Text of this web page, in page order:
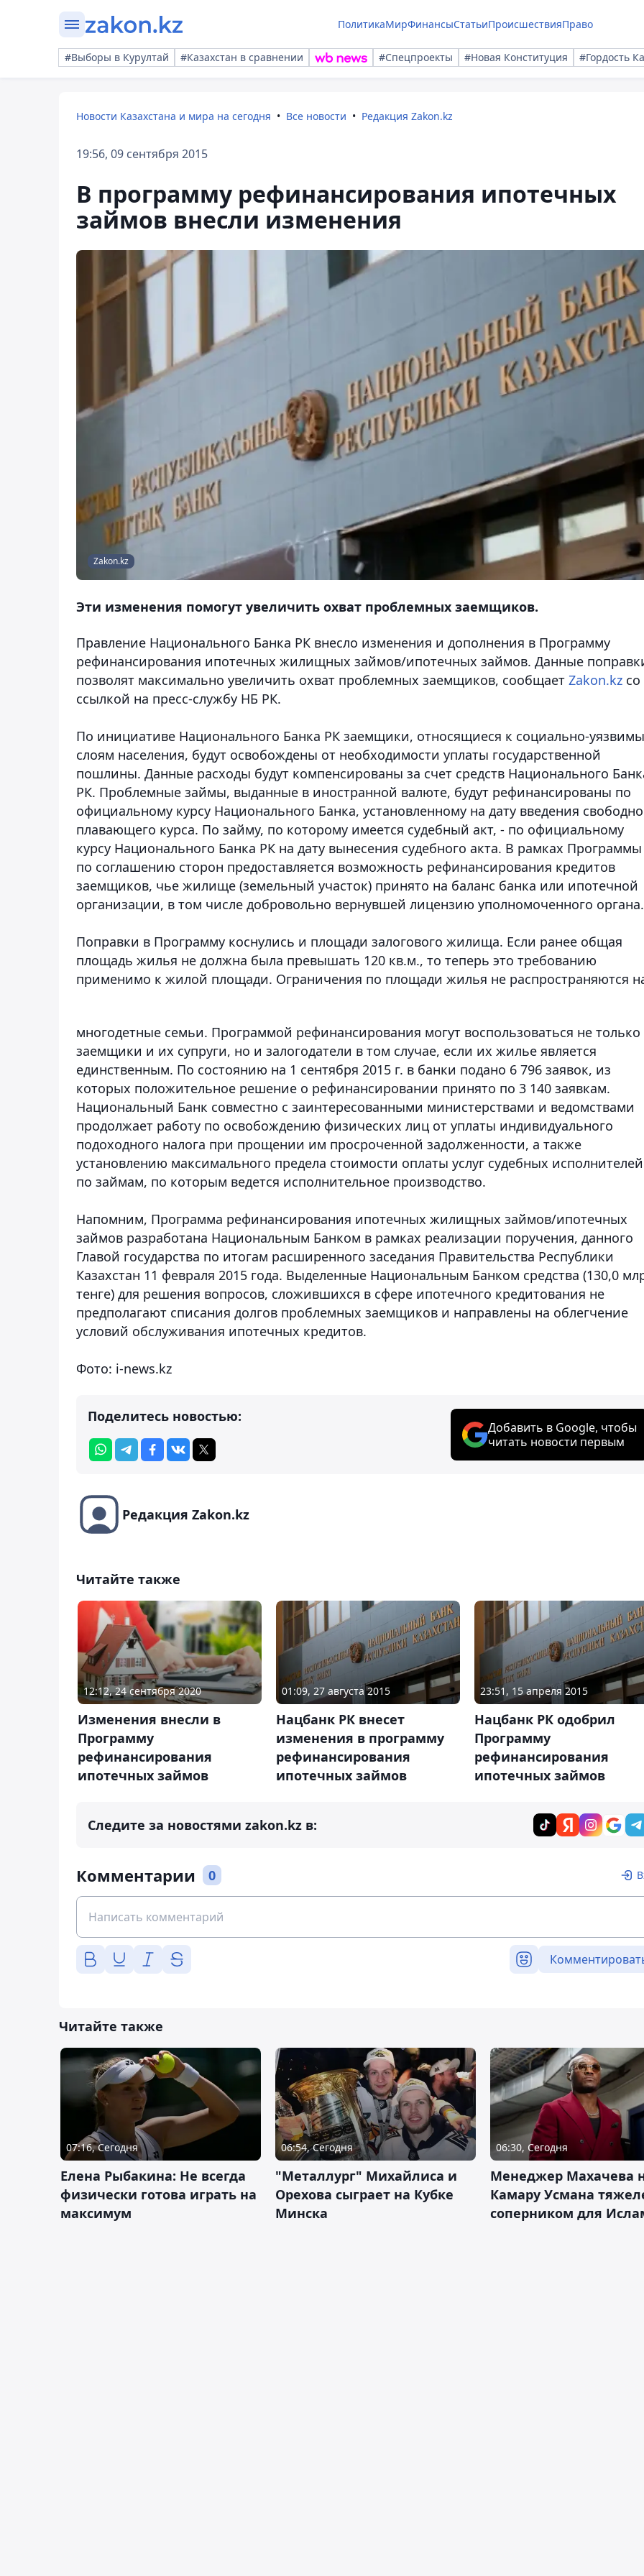
ПолитикаМирФинансыСтатьиПроисшествияПраво
#Выборы в Курултай #Казахстан в сравнении #Спецпроекты #Новая Конституция #Гордость
Новости Казахстана и мира на сегодня Все новости Редакция Zakon.kz
19:56, 09 сентября 2015
В программу рефинансирования ипотечных
займов внесли изменения
Zakon.kz
Эти изменения помогут увеличить охват проблемных заемщиков.
Правление Национального Банка РК внесло изменения и дополнения в Программу
рефинансирования ипотечных жилищных займов/ипотечных займов. Данные
позволят максимально увеличить охват проблемных заемщиков, сообщает Zakon.kz со
ссылкой на пресс-службу НБ РК.
По инициативе Национального Банка РК заемщики, относящиеся к социально-
слоям населения, будут освобождены от необходимости уплаты государственной
пошлины. Данные расходы будут компенсированы за счет средств Национального
РК. Проблемные займы, выданные в иностранной валюте, будут рефинансированы по
официальному курсу Национального Банка, установленному на дату введения свободно
плавающего курса. По займу, по которому имеется судебный акт, - по официальному
курсу Национального Банка РК на дату вынесения судебного акта. В рамках Программы
по соглашению сторон предоставляется возможность рефинансирования кредитов
заемщиков, чье жилище (земельный участок) принято на баланс банка или ипотечной
организации, в том числе добровольно вернувшей лицензию уполномоченного
Поправки в Программу коснулись и площади залогового жилища. Если ранее общая
площадь жилья не должна была превышать 120 кв.м., то теперь это требованию
применимо к жилой площади. Ограничения по площади жилья не распространяются
многодетные семьи. Программой рефинансирования могут воспользоваться не только
заемщики и их супруги, но и залогодатели в том случае, если их жилье является
единственным. По состоянию на 1 сентября 2015 г. в банки подано 6 796 заявок, из
которых положительное решение о рефинансировании принято по 3 140 заявкам.
Национальный Банк совместно с заинтересованными министерствами и ведомствами
продолжает работу по освобождению физических лиц от уплаты индивидуального
подоходного налога при прощении им просроченной задолженности, а также
установлению максимального предела стоимости оплаты услуг судебных исполнителей
по займам, по которым ведется исполнительное производство.
Напомним, Программа рефинансирования ипотечных жилищных займов/ипотечных
займов разработана Национальным Банком в рамках реализации поручения, данного
Главой государства по итогам расширенного заседания Правительства Республики
Казахстан 11 февраля 2015 года. Выделенные Национальным Банком средства (130,0
тенге) для решения вопросов, сложившихся в сфере ипотечного кредитования не
предполагают списания долгов проблемных заемщиков и направлены на облегчение
условий обслуживания ипотечных кредитов.
Фото: i-news.kz
Поделитесь новостью:
Добавить в Google, чтобы
читать новости первым
Редакция Zakon.kz
Читайте также
12:12, 24 сентября 2020
Изменения внесли в
Программу
рефинансирования
ипотечных займов
01:09, 27 августа 2015
Нацбанк РК внесет
изменения в программу
рефинансирования
ипотечных займов
23:51, 15 апреля 2015
Нацбанк РК одобрил
Программу
рефинансирования
ипотечных займов
Следите за новостями zakon.kz в:
Комментарии 0
Читайте также
07:16, Сегодня
Елена Рыбакина: Не всегда
физически готова играть на
максимум
06:54, Сегодня
"Металлург" Михайлиса и
Орехова сыграет на Кубке
Минска
06:30, Сегодня
Менеджер Махачева
Камару Усмана
соперником для